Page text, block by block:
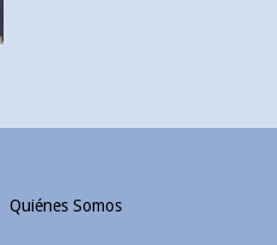
Quiénes Somos